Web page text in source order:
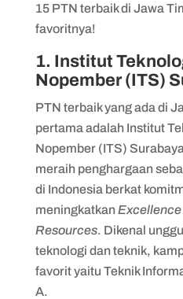
13. Politeknik
Surabaya (PPNS)
14. Institut Agama
Tulungagung
15. Institut
Malang
15 PTN terbaik di Jawa
favoritnya!
1. Institut
Nopember (ITS)
PTN terbaik yang ada di
pertama adalah Institut
Nopember (ITS)
meraih penghargaan
di Indonesia berkat
meningkatkan
Resources. Dikenal
teknologi dan teknik,
favorit yaitu Teknik
A.